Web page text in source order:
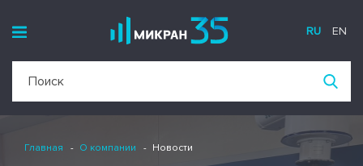
RU EN
Главная О компании Новости